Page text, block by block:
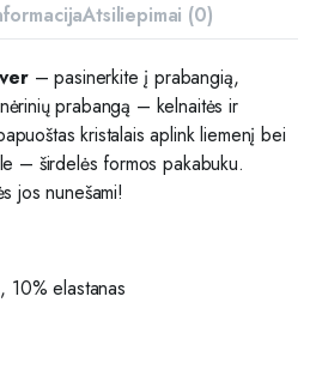
Atsiliepimai (0)
– pasinerkite į prabangią,
prabangą – kelnaitės ir
kristalais aplink liemenį bei
– širdelės formos pakabuku.
jos nunešami!
10% elastanas